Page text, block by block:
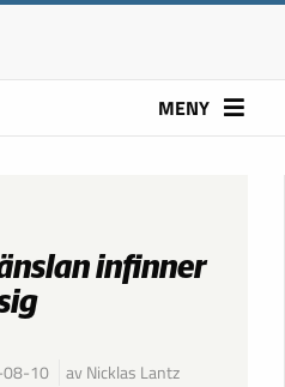
MENY
infinner
10 av Nicklas Lantz